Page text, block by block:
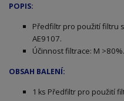
POPIS:
Předfiltr pro použití filtru
AE9107.
Účinnost filtrace: M
OBSAH BALENÍ:
1 ks Předfiltr pro použití